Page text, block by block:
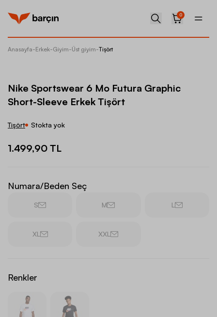
0
Anasayfa-Erkek-Giyim-Üst giyim-Tişört
Nike Sportswear 6 Mo Futura Graphic
Short-Sleeve Erkek Tişört
Tişört Stokta yok
1.499,90 TL
Numara/Beden Seç
S M L
XL XXL
Renkler